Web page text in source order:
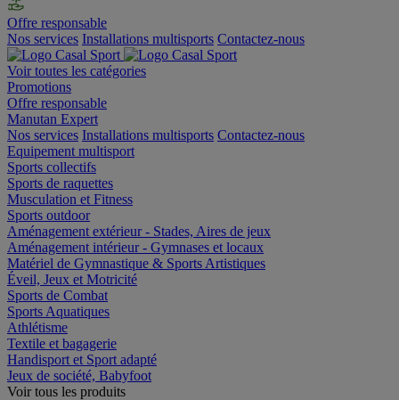
Offre responsable
Nos services Installations multisports Contactez-nous
Voir toutes les catégories
Promotions
Offre responsable
Manutan Expert
Nos services Installations multisports Contactez-nous
Equipement multisport
Sports collectifs
Sports de raquettes
Musculation et Fitness
Sports outdoor
Aménagement extérieur - Stades, Aires de jeux
Aménagement intérieur - Gymnases et locaux
Matériel de Gymnastique & Sports Artistiques
Éveil, Jeux et Motricité
Sports de Combat
Sports Aquatiques
Athlétisme
Textile et bagagerie
Handisport et Sport adapté
Jeux de société, Babyfoot
Voir tous les produits